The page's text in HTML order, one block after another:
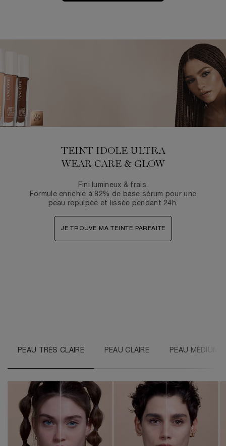
TEINT IDOLE ULTRA
WEAR CARE & GLOW​
Fini lumineux & frais.​​
Formule enrichie à 82% de base sérum pour une​
peau repulpée et lissée pendant 24h.​
JE TROUVE MA TEINTE PARFAITE
PEAU TRÈS CLAIRE PEAU CLAIRE PEAU MÉDIUM